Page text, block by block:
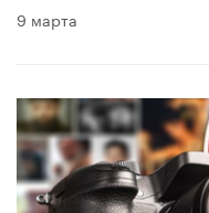
9 марта